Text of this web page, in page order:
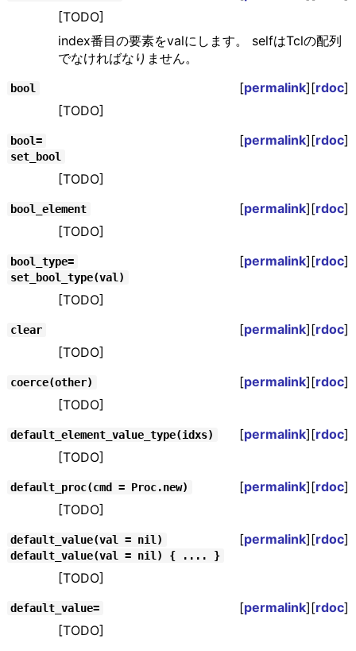
[TODO]
index番目の要素をvalにします。 selfはTclの配列
でなければなりません。
bool [permalink][rdoc]
[TODO]
bool= [permalink][rdoc]
set_bool
[TODO]
bool_element [permalink][rdoc]
[TODO]
bool_type= [permalink][rdoc]
set_bool_type(val)
[TODO]
clear [permalink][rdoc]
[TODO]
coerce(other) [permalink][rdoc]
[TODO]
default_element_value_type(idxs) [permalink][rdoc]
[TODO]
default_proc(cmd = Proc.new) [permalink][rdoc]
[TODO]
default_value(val = nil) [permalink][rdoc]
default_value(val = nil) { .... }
[TODO]
default_value= [permalink][rdoc]
[TODO]